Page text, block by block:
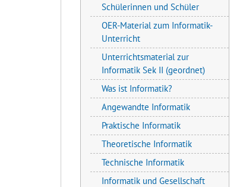
Schülerinnen und Schüler
OER-Material zum Informatik-
Unterricht
Unterrichtsmaterial zur
Informatik Sek II (geordnet)
Was ist Informatik?
Angewandte Informatik
Praktische Informatik
Theoretische Informatik
Technische Informatik
Informatik und Gesellschaft